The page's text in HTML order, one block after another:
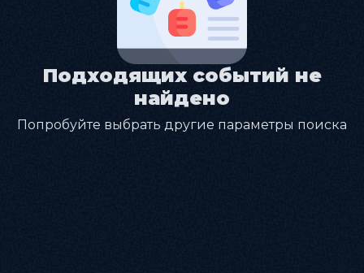
Подходящих событий не
найдено
Попробуйте выбрать другие параметры поиска